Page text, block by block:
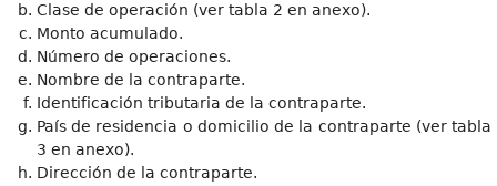
Clase de operación (ver tabla 2 en anexo).
Monto acumulado.
Número de operaciones.
Nombre de la contraparte.
Identificación tributaria de la contraparte.
País de residencia o domicilio de la contraparte (ver tabla
3 en anexo).
Dirección de la contraparte.